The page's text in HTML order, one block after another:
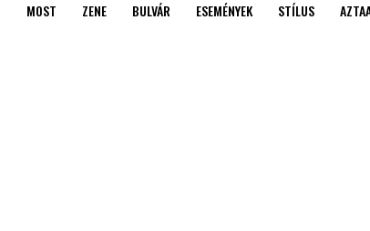
MOST ZENE BULVÁR ESEMÉNYEK STÍLUS